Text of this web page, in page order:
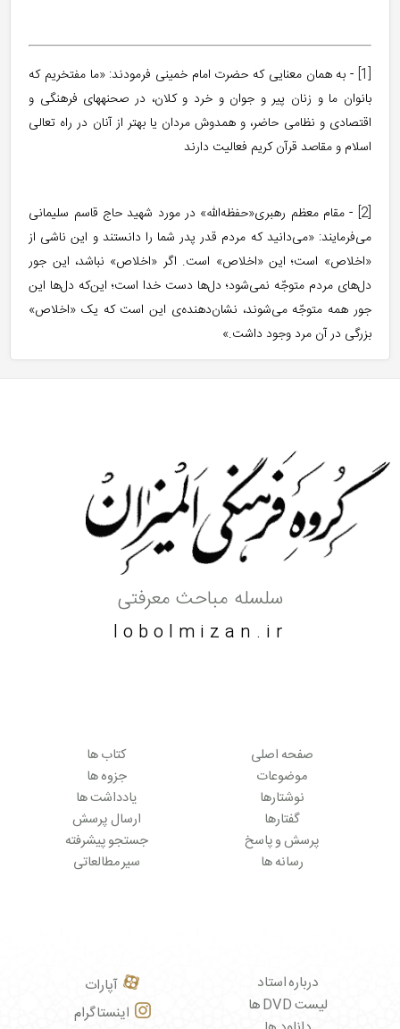
[1]
- به همان معنایی که حضرت امام خمینی فرمودند: «ما مفتخريم‏ كه
بانوان ما و زنان پير و جوان و خرد و كلان، در صحنه‏هاى فرهنگى و
اقتصادى و نظامى حاضر، و همدوش مردان يا بهتر از آنان در راه تعالى
اسلام و مقاصد قرآن كريم فعاليت دارند
[2]
- مقام معظم رهبری«حفظه‌اللّه» در مورد شهید حاج قاسم سلیمانی
می‌فرمایند: «می‌دانید که مردم قدر پدر شما را دانستند و این ناشی از
«اخلاص» است؛ این «اخلاص» است. اگر «اخلاص» نباشد، این جور
دل‌های مردم متوجّه نمی‌شود؛ دل‌ها دست خدا است؛ این‌که دل‌ها این
جور همه متوجّه می‌شوند، نشان‌دهنده‌ی این است که یک «اخلاص»
بزرگی در آن مرد وجود داشت.»
سلسله مباحث معرفتی
lobolmizan.ir
صفحه اصلی
موضوعات
نوشتارها
گفتارها
پرسش و پاسخ
رسانه ها
کتاب ها
جزوه ها
یادداشت ها
ارسال پرسش
جستجو پیشرفته
سیر مطالعاتی
درباره استاد
لیست DVD ها
آپارات
اینستاگرام